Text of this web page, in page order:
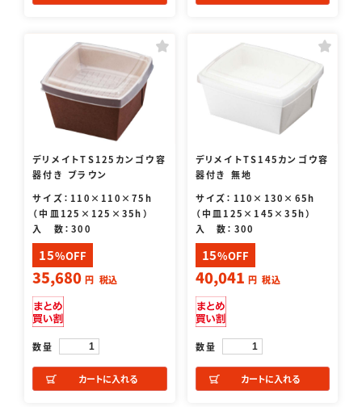
デリメイトTS125カンゴウ容
器付き ブラウン
サイズ：110×110×75h
（中皿125×125×35h）
入 数：300
15%OFF
35,680 円 税込
数量
カートに入れる
デリメイトTS145カンゴウ容
器付き 無地
サイズ：110×130×65h
（中皿125×145×35h）
入 数：300
15%OFF
40,041 円 税込
数量
カートに入れる